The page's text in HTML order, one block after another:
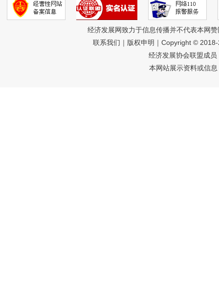
经济发展网致力于信息传播并不代表本网
联系我们 ｜ 版权申明 ｜Copyright ©
经济发展协会联盟成
本网站展示资料或信